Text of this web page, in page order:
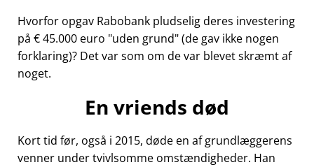
Hvorfor opgav Rabobank pludselig deres investering
på € 45.000 euro uden grund (de gav ikke nogen
forklaring)? Det var som om de var blevet skræmt af
noget.
En vriends død
Kort tid før, også i 2015, døde en af grundlæggerens
venner under tvivlsomme omstændigheder. Han